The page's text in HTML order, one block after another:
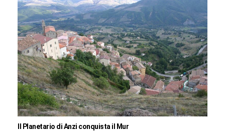
Il Planetario di Anzi conquista il Mur